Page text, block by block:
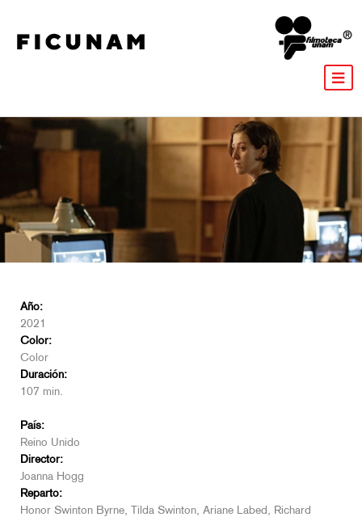
Año:
2021
Color:
Color
Duración:
107 min.
País:
Reino Unido
Director:
Joanna Hogg
Reparto:
Honor Swinton Byrne, Tilda Swinton, Ariane Labed, Richard